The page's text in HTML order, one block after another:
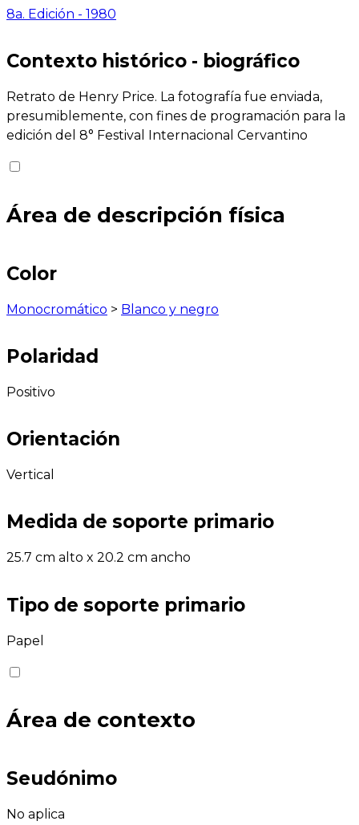
8a. Edición - 1980
Contexto histórico - biográfico
Retrato de Henry Price. La fotografía fue enviada,
presumiblemente, con fines de programación para la
edición del 8° Festival Internacional Cervantino
Área de descripción física
Color
Monocromático > Blanco y negro
Polaridad
Positivo
Orientación
Vertical
Medida de soporte primario
25.7 cm alto x 20.2 cm ancho
Tipo de soporte primario
Papel
Área de contexto
Seudónimo
No aplica